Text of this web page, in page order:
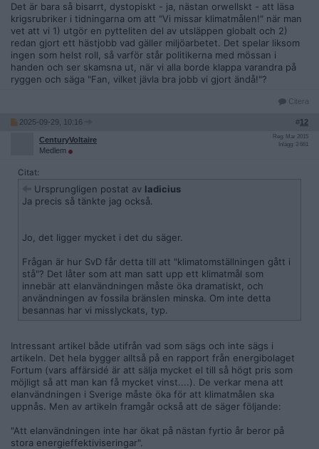
Det är bara så bisarrt, dystopiskt - ja, nästan orwellskt - att läsa
krigsrubriker i tidningarna om att "Vi missar klimatmålen!" när man
vet att vi 1) utgör en pytteliten del av utsläppen globalt och 2)
redan gjort ett hästjobb vad gäller miljöarbetet. Det spelar liksom
ingen som helst roll, så varför står politikerna med mössan i
handen och ser skamsna ut, när vi alla borde klappa varandra på
ryggen och säga "Fan, vilket jävla bra jobb vi gjort ändå!"?
Citera
2025-09-29, 10:16 #12
CenturyVoltaire
Medlem
Reg: Mar 2015
Inlägg: 3 661
Citat:
Ursprungligen postat av ladicius
Ja precis så tänkte jag också.
Jo, det ligger mycket i det du säger.
Frågan är hur SvD får detta till att "klimatomställningen gått i
stå"? Det låter som att man satt upp ett klimatmål som
innebär att elanvändningen måste öka dramatiskt, och
användningen av fossila bränslen minska. Om inte detta
besannas har vi misslyckats, typ.
Intressant artikel både utifrån vad som sägs och inte sägs i
artikeln. Det hela bygger alltså på en rapport från energibolaget
Fortum (vars affärsidé är att sälja mycket el till så högt pris som
möjligt så att man kan få mycket vinst....). De verkar mena att
elanvändningen i Sverige måste öka för att klimatmålen ska
uppnås. Men av artikeln framgår också att de säger följande:
"Att elanvändningen inte har ökat på nästan fyrtio år beror på
stora energieffektiviseringar".